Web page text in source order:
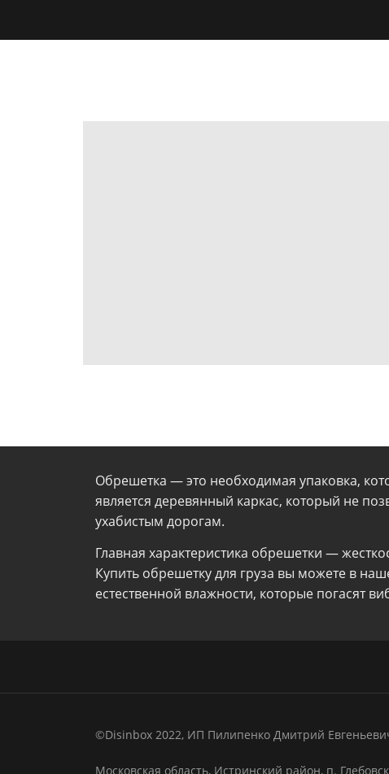
Обрешетка — это необходимая упаковка,
является деревянный каркас, который не
ухабистым дорогам.
Главная характеристика обрешетки —
Купить обрешетку для груза вы можете в
естественной влажности, которые погасят
©Disinbox 2022, ИП Пилипенко Дмитрий
Московская область, Истринский район, п.